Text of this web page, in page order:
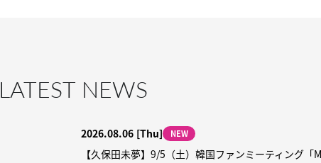
LATEST NEWS
2026.08.06 [Thu] NEW
【久保田未夢】9/5（土）韓国ファンミーティング